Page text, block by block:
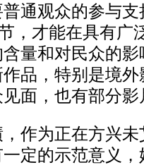
通观众的参与
，才能在具有广
量和对民众的
品，特别是境
面，也有部分
为正在方兴未
定的示范意义